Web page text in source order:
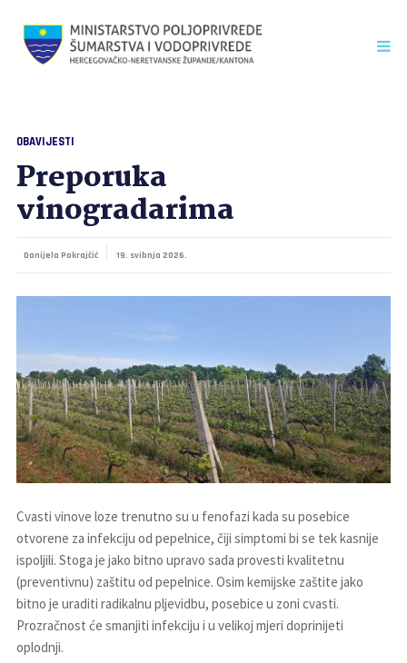
OBAVIJESTI
Preporuka
vinogradarima
Danijela Pokrajčić 19. svibnja 2026.
Cvasti vinove loze trenutno su u fenofazi kada su posebice
otvorene za infekciju od pepelnice, čiji simptomi bi se tek kasnije
ispoljili. Stoga je jako bitno upravo sada provesti kvalitetnu
(preventivnu) zaštitu od pepelnice. Osim kemijske zaštite jako
bitno je uraditi radikalnu pljevidbu, posebice u zoni cvasti.
Prozračnost će smanjiti infekciju i u velikoj mjeri doprinijeti
oplodnji.